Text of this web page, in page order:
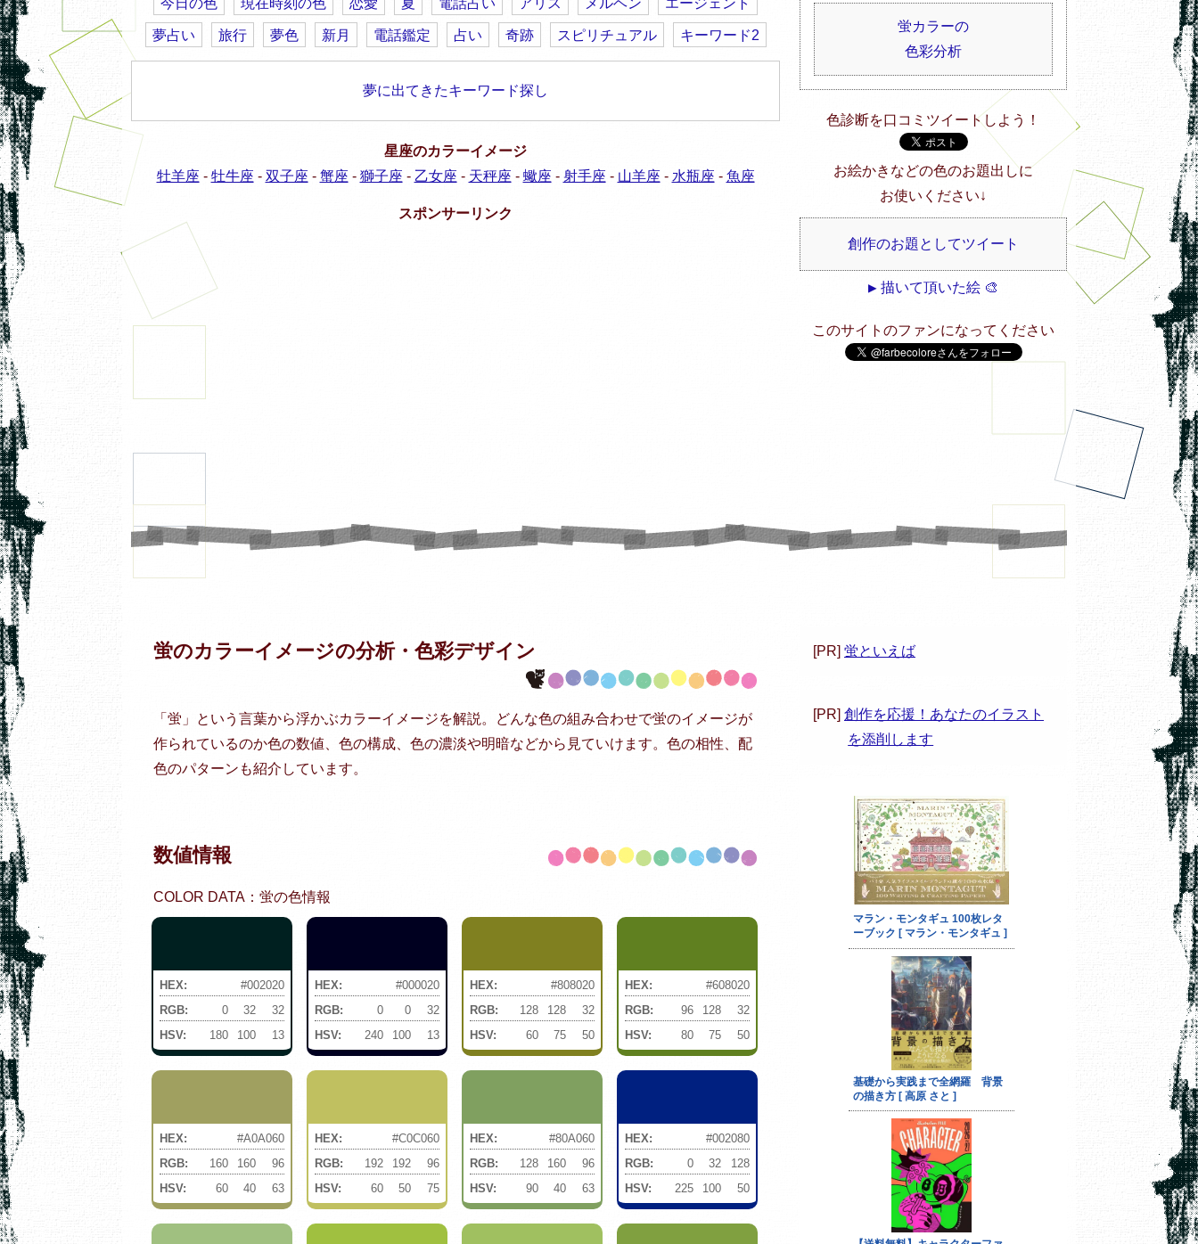
今日の色 現在時刻の色 恋愛 夏 電話占い アリス メルヘン エージェント
夢占い 旅行 夢色 新月 電話鑑定 占い 奇跡 スピリチュアル キーワード2
夢に出てきたキーワード探し
星座のカラーイメージ
牡羊座 - 牡牛座 - 双子座 - 蟹座 - 獅子座 - 乙女座 - 天秤座 - 蠍座 - 射手座 - 山羊座 - 水瓶座 - 魚座
スポンサーリンク
蛍カラーの
色彩分析
色診断を口コミツイートしよう！
お絵かきなどの色のお題出しに
お使いください↓
創作のお題としてツイート
▶ 描いて頂いた絵 🎨
このサイトのファンになってください
[PR] 蛍といえば
[PR] 創作を応援！あなたのイラスト
を添削します
蛍のカラーイメージの分析・ 色彩デザイン
「蛍」という言葉から浮かぶカラーイメージを解説。どんな色の組み合わせで蛍のイメージが
作られているのか色の数値、色の構成、色の濃淡や明暗などから見ていけます。色の相性、配
色のパターンも紹介しています。
数値情報
COLOR DATA：蛍の色情報
HEX:
#002020
RGB:
0 32
32
HSV:
180 100 13
HEX:
#000020
RGB:
0 0
32
HSV:
240 100 13
HEX:
#808020
RGB:
128 128
32
HSV:
60 75 50
HEX:
#608020
RGB:
96 128
32
HSV:
80 75 50
HEX:
#A0A060
RGB:
160 160
96
HSV:
60 40 63
HEX:
#C0C060
RGB:
192 192
96
HSV:
60 50 75
HEX:
#80A060
RGB:
128 160
96
HSV:
90 40 63
HEX:
#002080
RGB:
0 32
128
HSV:
225 100 50